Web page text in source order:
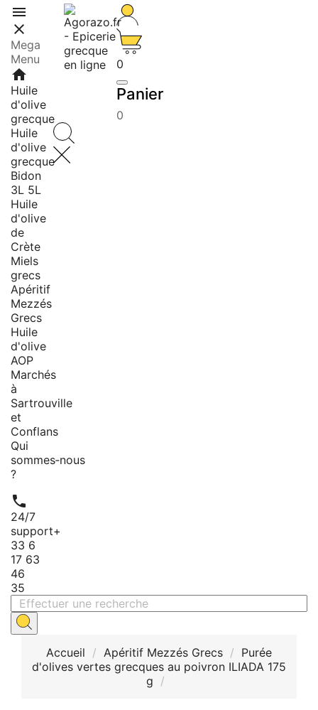


Mega
Menu
home
Huile
d'olive
grecque
Huile
d'olive
grecque
Bidon
3L 5L
Huile
d'olive
de
Crète
Miels
grecs
Apéritif
Mezzés
Grecs
Huile
d'olive
AOP
Marchés
à
Sartrouville
et
Conflans
Qui
sommes‑nous
?

24/7
support+
33 6
17 63
46
35
0
Panier
0
Accueil Apéritif Mezzés Grecs
Purée
d'olives vertes grecques au poivron ILIADA 175
g